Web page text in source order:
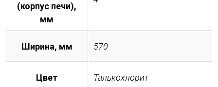
(корпус печи),
мм
Ширина, мм 570
Цвет Талькохлорит